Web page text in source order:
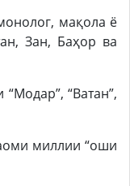
мақола ё
Зан, Баҳор ва
“Ватан”,
миллии “оши